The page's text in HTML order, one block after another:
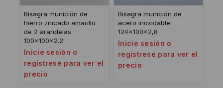
Bisagra munición de
hierro zincado amarillo
de 2 arandelas
100x100x2.2
Inicie sesión o
regístrese para ver el
precio
Bisagra munición de
acero inoxidable
124x100x2,8
Inicie sesión o
regístrese para ver el
precio